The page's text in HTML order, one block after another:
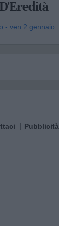
- ven 2 gennaio
Pubblicità